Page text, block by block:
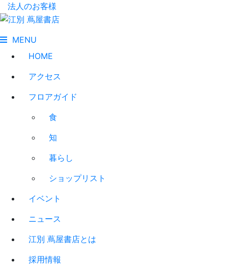
法人のお客様
MENU
HOME
アクセス
フロアガイド
食
知
暮らし
ショップリスト
イベント
ニュース
江別 蔦屋書店とは
採用情報